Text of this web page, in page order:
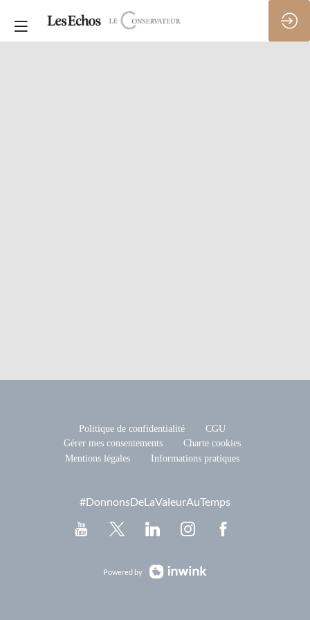
Politique de confidentialité
CGU
Gérer mes consentements
Charte cookies
Mentions légales
Informations pratiques
#DonnonsDeLaValeurAuTemps
Powered by